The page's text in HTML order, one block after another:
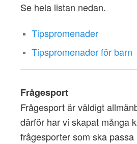
Se hela listan nedan.
Tipspromenader
Tipspromenader för barn
Frågesport
Frågesport är väldigt
därför har vi skapat många
frågesporter som ska